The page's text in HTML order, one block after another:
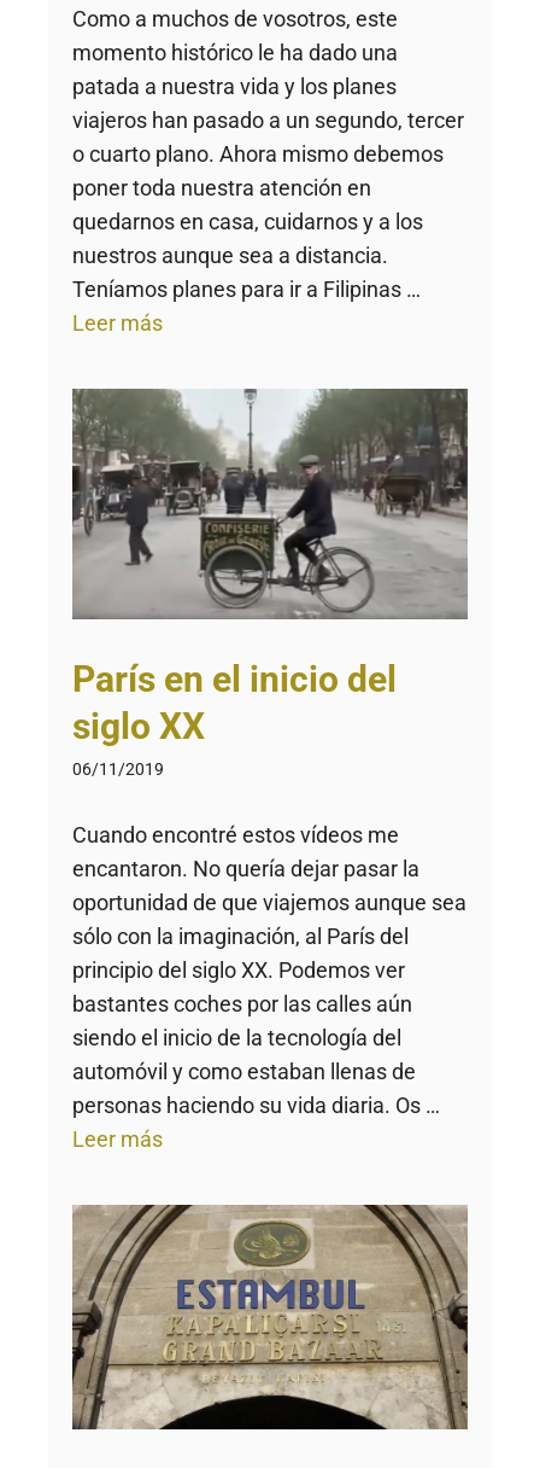
Como a muchos de vosotros, este
momento histórico le ha dado una
patada a nuestra vida y los planes
viajeros han pasado a un segundo, tercer
o cuarto plano. Ahora mismo debemos
poner toda nuestra atención en
quedarnos en casa, cuidarnos y a los
nuestros aunque sea a distancia.
Teníamos planes para ir a Filipinas …
Leer más
París en el inicio del
siglo XX
06/11/2019
Cuando encontré estos vídeos me
encantaron. No quería dejar pasar la
oportunidad de que viajemos aunque sea
sólo con la imaginación, al París del
principio del siglo XX. Podemos ver
bastantes coches por las calles aún
siendo el inicio de la tecnología del
automóvil y como estaban llenas de
personas haciendo su vida diaria. Os …
Leer más